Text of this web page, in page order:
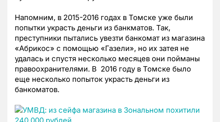
Напомним, в 2015-2016 годах в Томске уже были
попытки украсть деньги из банкматов. Так,
преступники пытались увезти банкомат из магазина
«Абрикос» с помощью «Газели», но их затея не
удалась и спустя несколько месяцев они пойманы
правоохранителями. В 2016 году в Томске было
еще несколько попыток украсть деньги из
банкоматов.